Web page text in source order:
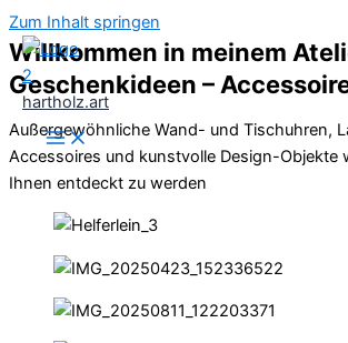
Zum Inhalt springen
hartholz.art
Willkommen in meinem
Geschenkideen –
Außergewöhnliche Wand- und Tischuhren,
Accessoires und kunstvolle Design-Objekte
Ihnen entdeckt zu werden